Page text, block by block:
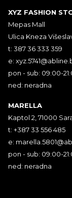
XYZ FASHION
Mepas Mall
Ulica Kneza
t: 387 36 333 359
e:
pon - sub: 09:00-
ned: neradna
MARELLA
Kaptol 2, 71000
t: +387 33 556 485
e:
pon - sub: 09:00-
ned: neradna